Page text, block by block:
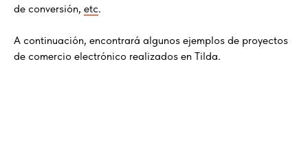
de conversión, etc.
A continuación, encontrará algunos ejemplos de proyectos
de comercio electrónico realizados en Tilda.